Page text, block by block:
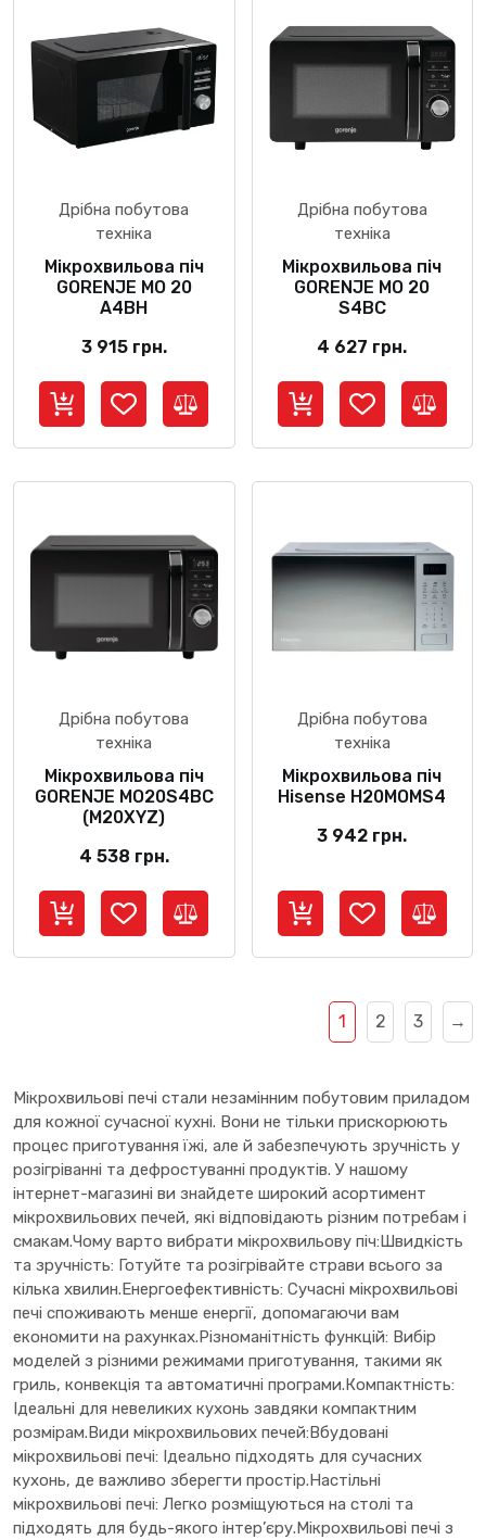
Дрібна побутова
техніка
Мікрохвильова піч
GORENJE MO 20
A4BH
3 915 грн.
Дрібна побутова
техніка
Мікрохвильова піч
GORENJE MO 20
S4BC
4 627 грн.
Дрібна побутова
техніка
Мікрохвильова піч
GORENJE MO20S4BC
(M20XYZ)
4 538 грн.
Дрібна побутова
техніка
Мікрохвильова піч
Hisense H20MOMS4
3 942 грн.
1 2 3 →
Мікрохвильові печі стали незамінним побутовим приладом
для кожної сучасної кухні. Вони не тільки прискорюють
процес приготування їжі, але й забезпечують зручність у
розігріванні та дефростуванні продуктів. У нашому
інтернет-магазині ви знайдете широкий асортимент
мікрохвильових печей, які відповідають різним потребам і
смакам.Чому варто вибрати мікрохвильову піч:Швидкість
та зручність: Готуйте та розігрівайте страви всього за
кілька хвилин.Енергоефективність: Сучасні мікрохвильові
печі споживають менше енергії, допомагаючи вам
економити на рахунках.Різноманітність функцій: Вибір
моделей з різними режимами приготування, такими як
гриль, конвекція та автоматичні програми.Компактність:
Ідеальні для невеликих кухонь завдяки компактним
розмірам.Види мікрохвильових печей:Вбудовані
мікрохвильові печі: Ідеально підходять для сучасних
кухонь, де важливо зберегти простір.Настільні
мікрохвильові печі: Легко розміщуються на столі та
підходять для будь-якого інтер’єру.Мікрохвильові печі з